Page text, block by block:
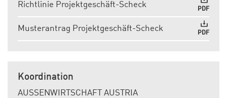
Richtlinie Projektgeschäft-Scheck PDF
Musterantrag Projektgeschäft-Scheck PDF
Koordination
AUSSENWIRTSCHAFT AUSTRIA